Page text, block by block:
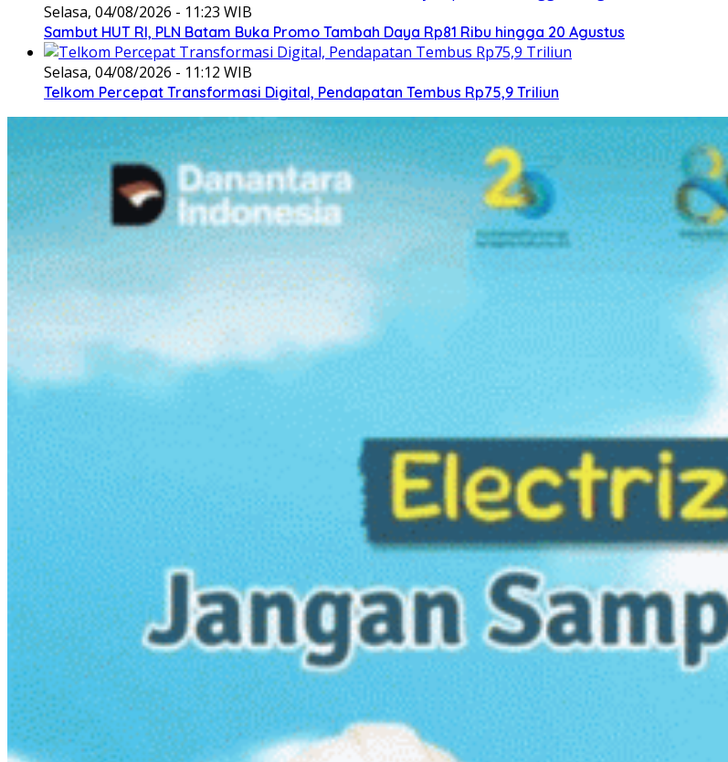
Selasa, 04/08/2026 - 11:23 WIB
Sambut HUT RI, PLN Batam Buka Promo Tambah Daya Rp81 Ribu hingga 20 Agustus
Selasa, 04/08/2026 - 11:12 WIB
Telkom Percepat Transformasi Digital, Pendapatan Tembus Rp75,9 Triliun